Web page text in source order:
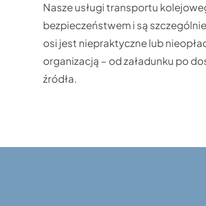
Nasze usługi transportu
bezpieczeństwem i są
osi jest niepraktyczne lub
organizacją – od załadunku po
źródła.